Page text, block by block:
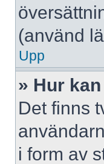
(använd
Upp
» Hur
Det finns
i form av